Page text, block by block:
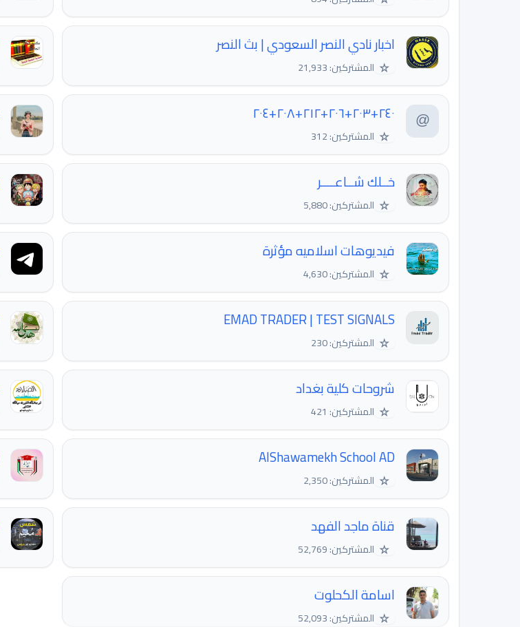
اخبار نادي النصر السعودي | بث النصر
☆ المشتركين: 21,933
٢٤٠+٢٠٣+٢٠٦+٢١٢+٢٠٨+٢٠٤
☆ المشتركين: 312
خــلك شــاعــــر
☆ المشتركين: 5,880
فيديوهات اسلاميه مؤثرة
☆ المشتركين: 4,630
EMAD TRADER | TEST SIGNALS
☆ المشتركين: 230
شروحات كلية بغداد
☆ المشتركين: 421
AlShawamekh School AD
☆ المشتركين: 2,350
قناة ماجد الفهد
☆ المشتركين: 52,769
اسامة الكحلوت
☆ المشتركين: 52,093